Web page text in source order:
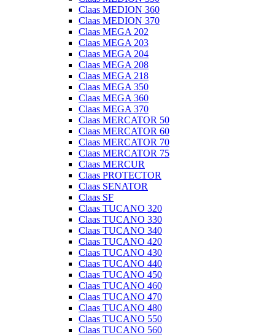
Claas MEDION 360
Claas MEDION 370
Claas MEGA 202
Claas MEGA 203
Claas MEGA 204
Claas MEGA 208
Claas MEGA 218
Claas MEGA 350
Claas MEGA 360
Claas MEGA 370
Claas MERCATOR 50
Claas MERCATOR 60
Claas MERCATOR 70
Claas MERCATOR 75
Claas MERCUR
Claas PROTECTOR
Claas SENATOR
Claas SF
Claas TUCANO 320
Claas TUCANO 330
Claas TUCANO 340
Claas TUCANO 420
Claas TUCANO 430
Claas TUCANO 440
Claas TUCANO 450
Claas TUCANO 460
Claas TUCANO 470
Claas TUCANO 480
Claas TUCANO 550
Claas TUCANO 560